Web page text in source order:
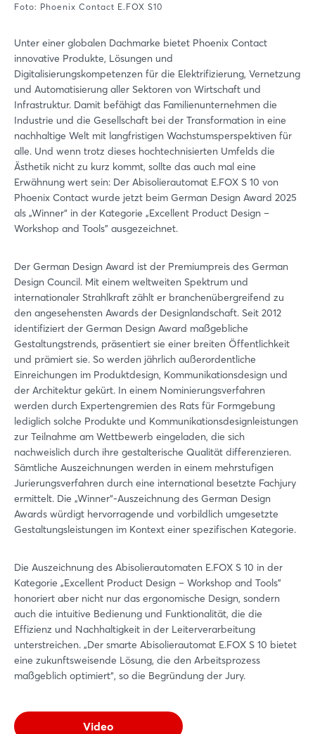
Foto: Phoenix Contact E.FOX S10
Unter einer globalen Dachmarke bietet Phoenix Contact
innovative Produkte, Lösungen und
Digitalisierungskompetenzen für die Elektrifizierung, Vernetzung
und Automatisierung aller Sektoren von Wirtschaft und
Infrastruktur. Damit befähigt das Familienunternehmen die
Industrie und die Gesellschaft bei der Transformation in eine
nachhaltige Welt mit langfristigen Wachstumsperspektiven für
alle. Und wenn trotz dieses hochtechnisierten Umfelds die
Ästhetik nicht zu kurz kommt, sollte das auch mal eine
Erwähnung wert sein: Der Abisolierautomat E.FOX S 10 von
Phoenix Contact wurde jetzt beim German Design Award 2025
als „Winner“ in der Kategorie „Excellent Product Design –
Workshop and Tools” ausgezeichnet.
Der German Design Award ist der Premiumpreis des German
Design Council. Mit einem weltweiten Spektrum und
internationaler Strahlkraft zählt er branchenübergreifend zu
den angesehensten Awards der Designlandschaft. Seit 2012
identifiziert der German Design Award maßgebliche
Gestaltungstrends, präsentiert sie einer breiten Öffentlichkeit
und prämiert sie. So werden jährlich außerordentliche
Einreichungen im Produktdesign, Kommunikationsdesign und
der Architektur gekürt. In einem Nominierungsverfahren
werden durch Expertengremien des Rats für Formgebung
lediglich solche Produkte und Kommunikationsdesignleistungen
zur Teilnahme am Wettbewerb eingeladen, die sich
nachweislich durch ihre gestalterische Qualität differenzieren.
Sämtliche Auszeichnungen werden in einem mehrstufigen
Jurierungsverfahren durch eine international besetzte Fachjury
ermittelt. Die „Winner“-Auszeichnung des German Design
Awards würdigt hervorragende und vorbildlich umgesetzte
Gestaltungsleistungen im Kontext einer spezifischen Kategorie.
Die Auszeichnung des Abisolierautomaten E.FOX S 10 in der
Kategorie „Excellent Product Design – Workshop and Tools”
honoriert aber nicht nur das ergonomische Design, sondern
auch die intuitive Bedienung und Funktionalität, die die
Effizienz und Nachhaltigkeit in der Leiterverarbeitung
unterstreichen. „Der smarte Abisolierautomat E.FOX S 10 bietet
eine zukunftsweisende Lösung, die den Arbeitsprozess
maßgeblich optimiert“, so die Begründung der Jury.
Video